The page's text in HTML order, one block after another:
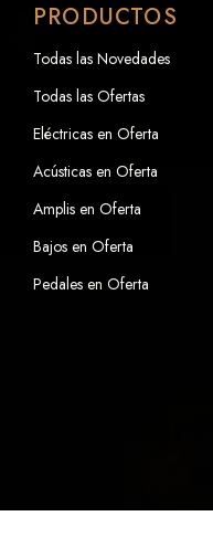
PRODUCTOS
Todas las Novedades
Todas las Ofertas
Eléctricas en Oferta
Acústicas en Oferta
Amplis en Oferta
Bajos en Oferta
Pedales en Oferta